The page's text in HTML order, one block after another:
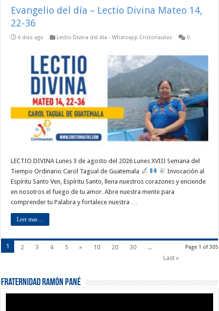
Evangelio del día – Lectio Divina Mateo 14,
22-36
6 días ago Lectio Divina del día - Whatsapp Cristonautas 0
LECTIO DIVINA Lunes 3 de agosto del 2026 Lunes XVIII Semana del
Tiempo Ordinario Carol Tagual de Guatemala
Invocación al
Espíritu Santo Ven, Espíritu Santo, llena nuestros corazones y enciende
en nosotros el fuego de tu amor. Abre nuestra mente para
comprender tu Palabra y fortalece nuestra …
Leer mas ...
Page 1 of 305
1 2 3 4 5 » 10 20 30
...
Last »
Fraternidad Ramón Pané